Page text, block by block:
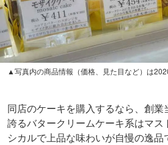
▲写真内の商品情報（価格、見た目など）は
同店のケーキを購入するなら、創
誇るバタークリームケーキ系はマス
シカルで上品な味わいが自慢の逸品